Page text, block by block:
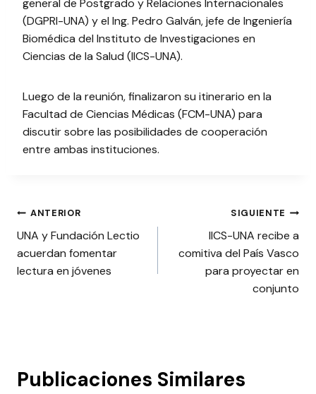
general de Postgrado y Relaciones Internacionales
(DGPRI-UNA) y el Ing. Pedro Galván, jefe de Ingeniería
Biomédica del Instituto de Investigaciones en
Ciencias de la Salud (IICS-UNA).
Luego de la reunión, finalizaron su itinerario en la
Facultad de Ciencias Médicas (FCM-UNA) para
discutir sobre las posibilidades de cooperación
entre ambas instituciones.
Navegación
de
entradas
ANTERIOR
UNA y Fundación Lectio
acuerdan fomentar
lectura en jóvenes
SIGUIENTE
IICS-UNA recibe a
comitiva del País Vasco
para proyectar en
conjunto
Publicaciones Similares